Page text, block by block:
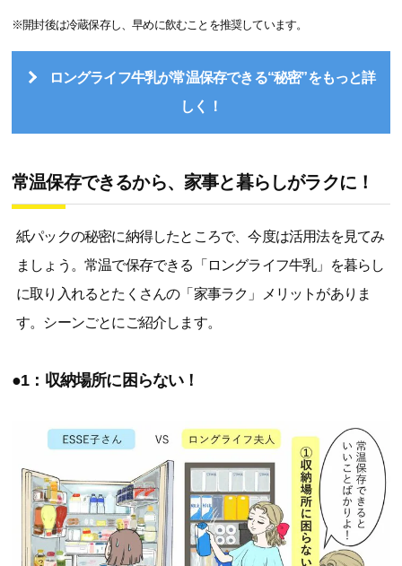
※開封後は冷蔵保存し、早めに飲むことを推奨しています。
ロングライフ牛乳が常温保存できる“秘密”をもっと詳
しく！
常温保存できるから、家事と暮らしがラクに！
紙パックの秘密に納得したところで、今度は活用法を見てみ
ましょう。常温で保存できる「ロングライフ牛乳」を暮らし
に取り入れるとたくさんの「家事ラク」メリットがありま
す。シーンごとにご紹介します。
●1：収納場所に困らない！